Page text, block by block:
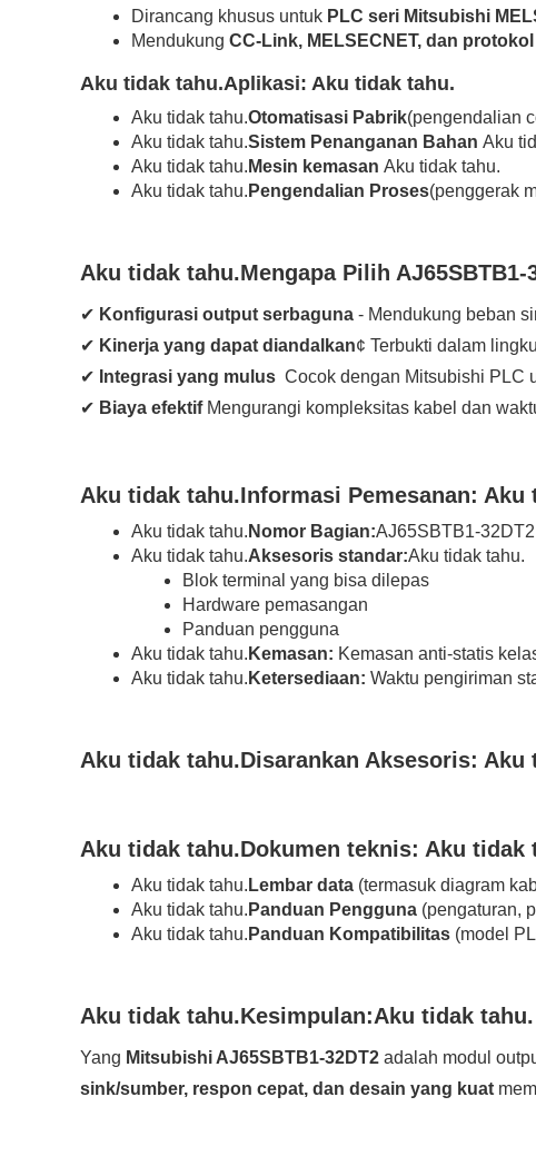
Dirancang khusus untuk PLC seri Mitsubishi
Mendukung CC-Link, MELSECNET, dan
Aku tidak tahu.Aplikasi: Aku tidak tahu.
Aku tidak tahu.Otomatisasi Pabrik(pengendalian
Aku tidak tahu.Sistem Penanganan Bahan Aku
Aku tidak tahu. Mesin kemasan Aku tidak tahu.
Aku tidak tahu. Pengendalian Proses(penggerak
Aku tidak tahu.Mengapa Pilih AJ65SBTB1-
✔ Konfigurasi output serbaguna - Mendukung beban
✔ Kinerja yang dapat diandalkan¢ Terbukti dalam
✔ Integrasi yang mulus
Cocok dengan Mitsubishi PLC
✔ Biaya efektif Mengurangi kompleksitas kabel dan
Aku tidak tahu.Informasi Pemesanan: Aku
Aku tidak tahu. Nomor Bagian:AJ65SBTB1-32DT2
Aku tidak tahu.Aksesoris standar:Aku tidak tahu.
Blok terminal yang bisa dilepas
Hardware pemasangan
Panduan pengguna
Aku tidak tahu. Kemasan: Kemasan anti-statis
Aku tidak tahu. Ketersediaan: Waktu pengiriman
Aku tidak tahu.Disarankan Aksesoris: Aku
Aku tidak tahu.Dokumen teknis: Aku tidak
Aku tidak tahu. Lembar data (termasuk diagram
Aku tidak tahu. Panduan Pengguna (pengaturan,
Aku tidak tahu. Panduan Kompatibilitas (model
Aku tidak tahu.Kesimpulan:Aku tidak tahu.
Yang Mitsubishi AJ65SBTB1-32DT2 adalah modul
sink/sumber, respon cepat, dan desain yang kuat